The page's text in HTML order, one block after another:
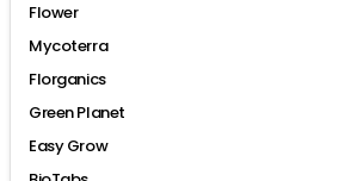
Flower
Mycoterra
Florganics
Green Planet
Easy Grow